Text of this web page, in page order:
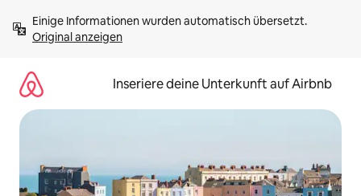
Inhalten
springenOriginal anzeigen
Inseriere deine Unterkunft auf Airbnb